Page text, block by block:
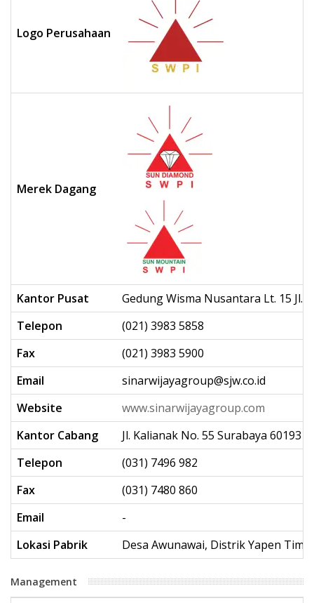
Logo Perusahaan
Merek Dagang
Kantor Pusat
Gedung Wisma Nusantara Lt. 15 Jl.
Telepon
(021) 3983 5858
Fax
(021) 3983 5900
Email
sinarwijayagroup@sjw.co.id
Website
www.sinarwijayagroup.com
Kantor Cabang
Jl. Kalianak No. 55 Surabaya 60193
Telepon
(031) 7496 982
Fax
(031) 7480 860
Email
-
Lokasi Pabrik
Desa Awunawai, Distrik Yapen
Management